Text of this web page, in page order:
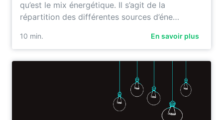
qu’est le mix énergétique. Il s’agit de la
répartition des différentes sources d’éne…
10 min. En savoir plus